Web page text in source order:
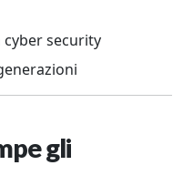
security
gli